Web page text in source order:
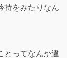
持をみたりなん
とってなんか違